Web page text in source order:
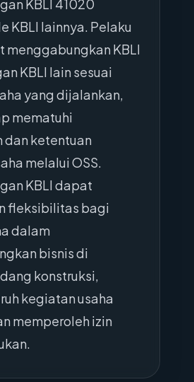
KBLI 41020
KBLI lainnya. Pelaku
menggabungkan KBLI
KBLI lain sesuai
yang dijalankan,
mematuhi
dan ketentuan
melalui OSS.
KBLI dapat
fleksibilitas bagi
dalam
bisnis di
konstruksi,
kegiatan usaha
memperoleh izin